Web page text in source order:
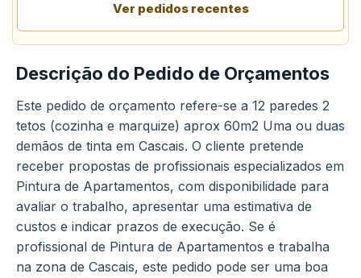
Ver pedidos recentes
Descrição do Pedido de Orçamentos
Este pedido de orçamento refere-se a 12 paredes 2
tetos (cozinha e marquize) aprox 60m2 Uma ou duas
demãos de tinta em Cascais. O cliente pretende
receber propostas de profissionais especializados em
Pintura de Apartamentos, com disponibilidade para
avaliar o trabalho, apresentar uma estimativa de
custos e indicar prazos de execução. Se é
profissional de Pintura de Apartamentos e trabalha
na zona de Cascais, este pedido pode ser uma boa